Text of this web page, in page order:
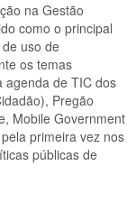
na Gestão
como o principal
uso de
os temas
agenda de TIC dos
Pregão
Mobile Government
primeira vez nos
públicas de